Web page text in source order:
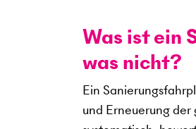
Was ist ein
was nicht?
Ein
und Erneuerung